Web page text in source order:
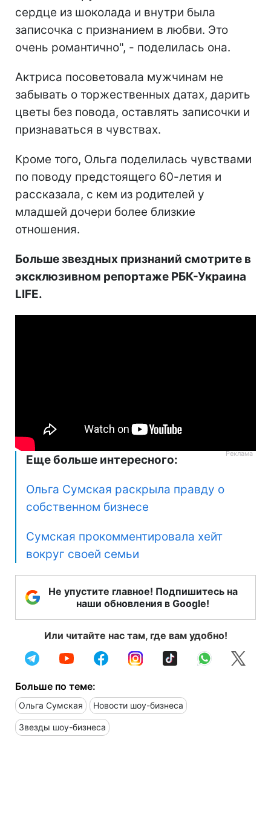
сердце из шоколада и внутри была
записочка с признанием в любви. Это
очень романтично", - поделилась она.
Актриса посоветовала мужчинам не
забывать о торжественных датах, дарить
цветы без повода, оставлять записочки и
признаваться в чувствах.
Кроме того, Ольга поделилась чувствами
по поводу предстоящего 60-летия и
рассказала, с кем из родителей у
младшей дочери более близкие
отношения.
Больше звездных признаний смотрите в
эксклюзивном репортаже РБК-Украина
LIFE.
Еще больше интересного:
Ольга Сумская раскрыла правду о
собственном бизнесе
Сумская прокомментировала хейт
вокруг своей семьи
Не упустите главное! Подпишитесь на
наши обновления в Google!
Или читайте нас там, где вам удобно!
Больше по теме:
Ольга Сумская Новости шоу-бизнеса
Звезды шоу-бизнеса